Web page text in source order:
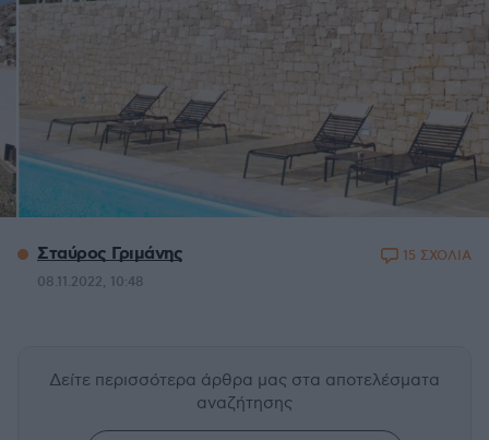
Σταύρος Γριμάνης
08.11.2022, 10:48
15 ΣΧΟΛΙΑ
Δείτε περισσότερα άρθρα μας στα αποτελέσματα
αναζήτησης